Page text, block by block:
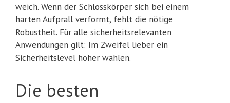
weich. Wenn der Schlosskörper sich bei einem
harten Aufprall verformt, fehlt die nötige
Robustheit. Für alle sicherheitsrelevanten
Anwendungen gilt: Im Zweifel lieber ein
Sicherheitslevel höher wählen.
Die besten